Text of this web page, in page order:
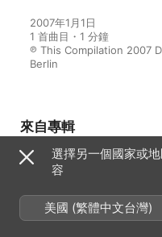
2007年1月1日
1 首曲目・1 分鐘
℗ This Compilation 2007
Berlin
來自專輯
Clavier,
846-893
Helmut
選擇另一個國家或
容
美國 (繁體中文台灣)